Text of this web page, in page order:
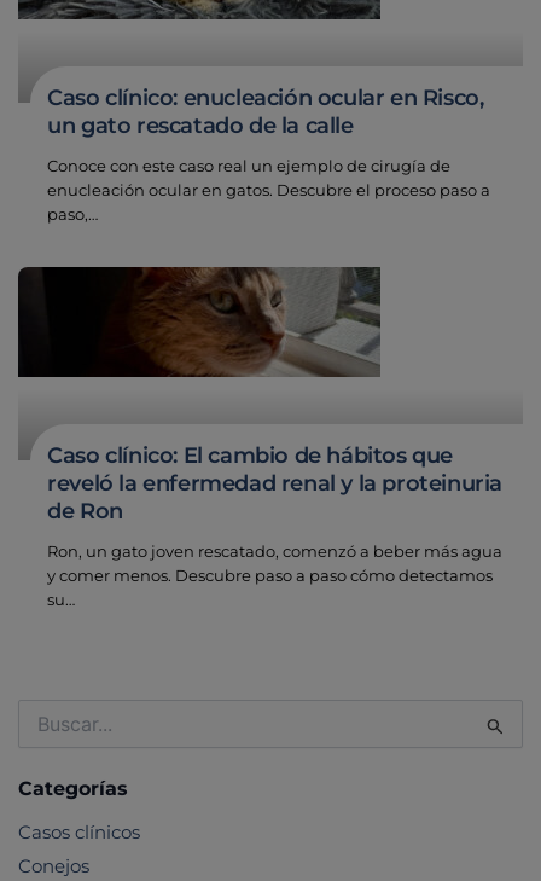
Caso clínico: enucleación ocular en Risco,
un gato rescatado de la calle
Conoce con este caso real un ejemplo de cirugía de
enucleación ocular en gatos. Descubre el proceso paso a
paso,…
Caso clínico: El cambio de hábitos que
reveló la enfermedad renal y la proteinuria
de Ron
Ron, un gato joven rescatado, comenzó a beber más agua
y comer menos. Descubre paso a paso cómo detectamos
su…
por:
Categorías
Casos clínicos
Conejos